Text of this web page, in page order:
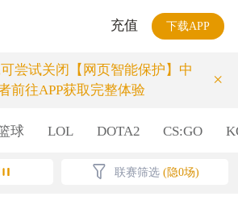
充值 下载APP
尝试关闭【网页智能保护】中
前往APP获取完整体验
×
球 LOL DOTA2 CS:GO
联赛筛选 (隐0场)